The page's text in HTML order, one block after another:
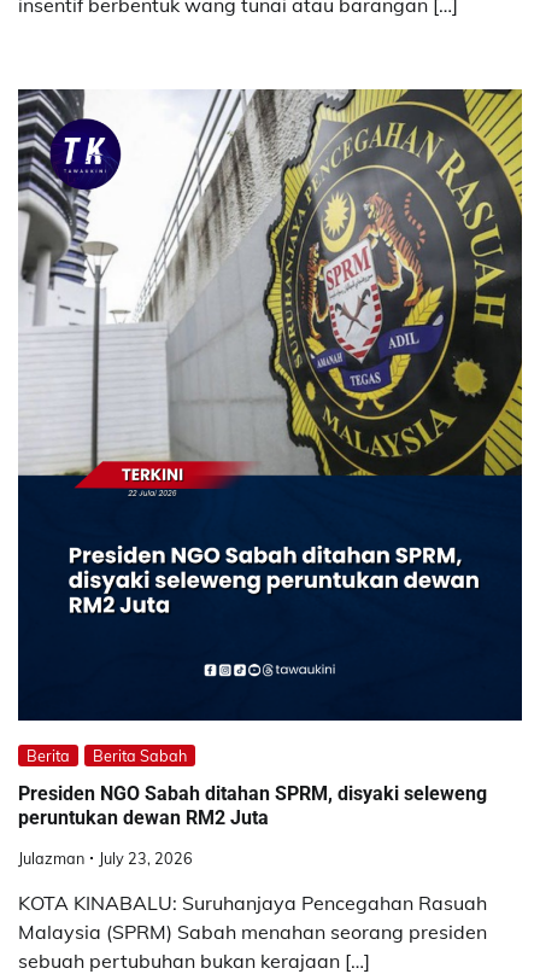
insentif berbentuk wang tunai atau barangan […]
Berita Berita Sabah
Presiden NGO Sabah ditahan SPRM, disyaki seleweng
peruntukan dewan RM2 Juta
Julazman July 23, 2026
KOTA KINABALU: Suruhanjaya Pencegahan Rasuah
Malaysia (SPRM) Sabah menahan seorang presiden
sebuah pertubuhan bukan kerajaan […]